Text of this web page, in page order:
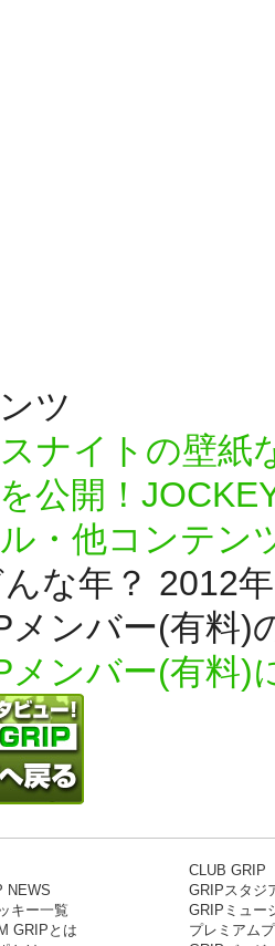
ツ
ナイトの壁紙
公開！
・他コンテン
んな年？ 2012
メンバー(有料)
メンバー(有料)
NEWS
キー一覧
GRIPとは
CLUB GRIP
GRIPスタジ
GRIPミュー
プレミアム